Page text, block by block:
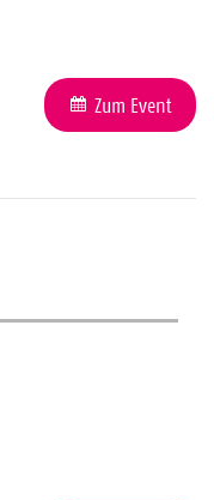
Zum Event